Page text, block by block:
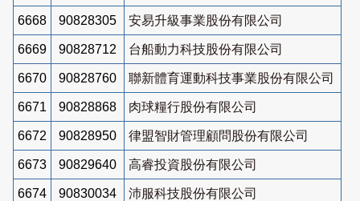
6668 90828305 安易升級事業股份有限公司
6669 90828712 台船動力科技股份有限公司
6670 90828760 聯新體育運動科技事業股份有限公司
6671 90828868 肉球糧行股份有限公司
6672 90828950 律盟智財管理顧問股份有限公司
6673 90829640 高睿投資股份有限公司
6674 90830034 沛服科技股份有限公司